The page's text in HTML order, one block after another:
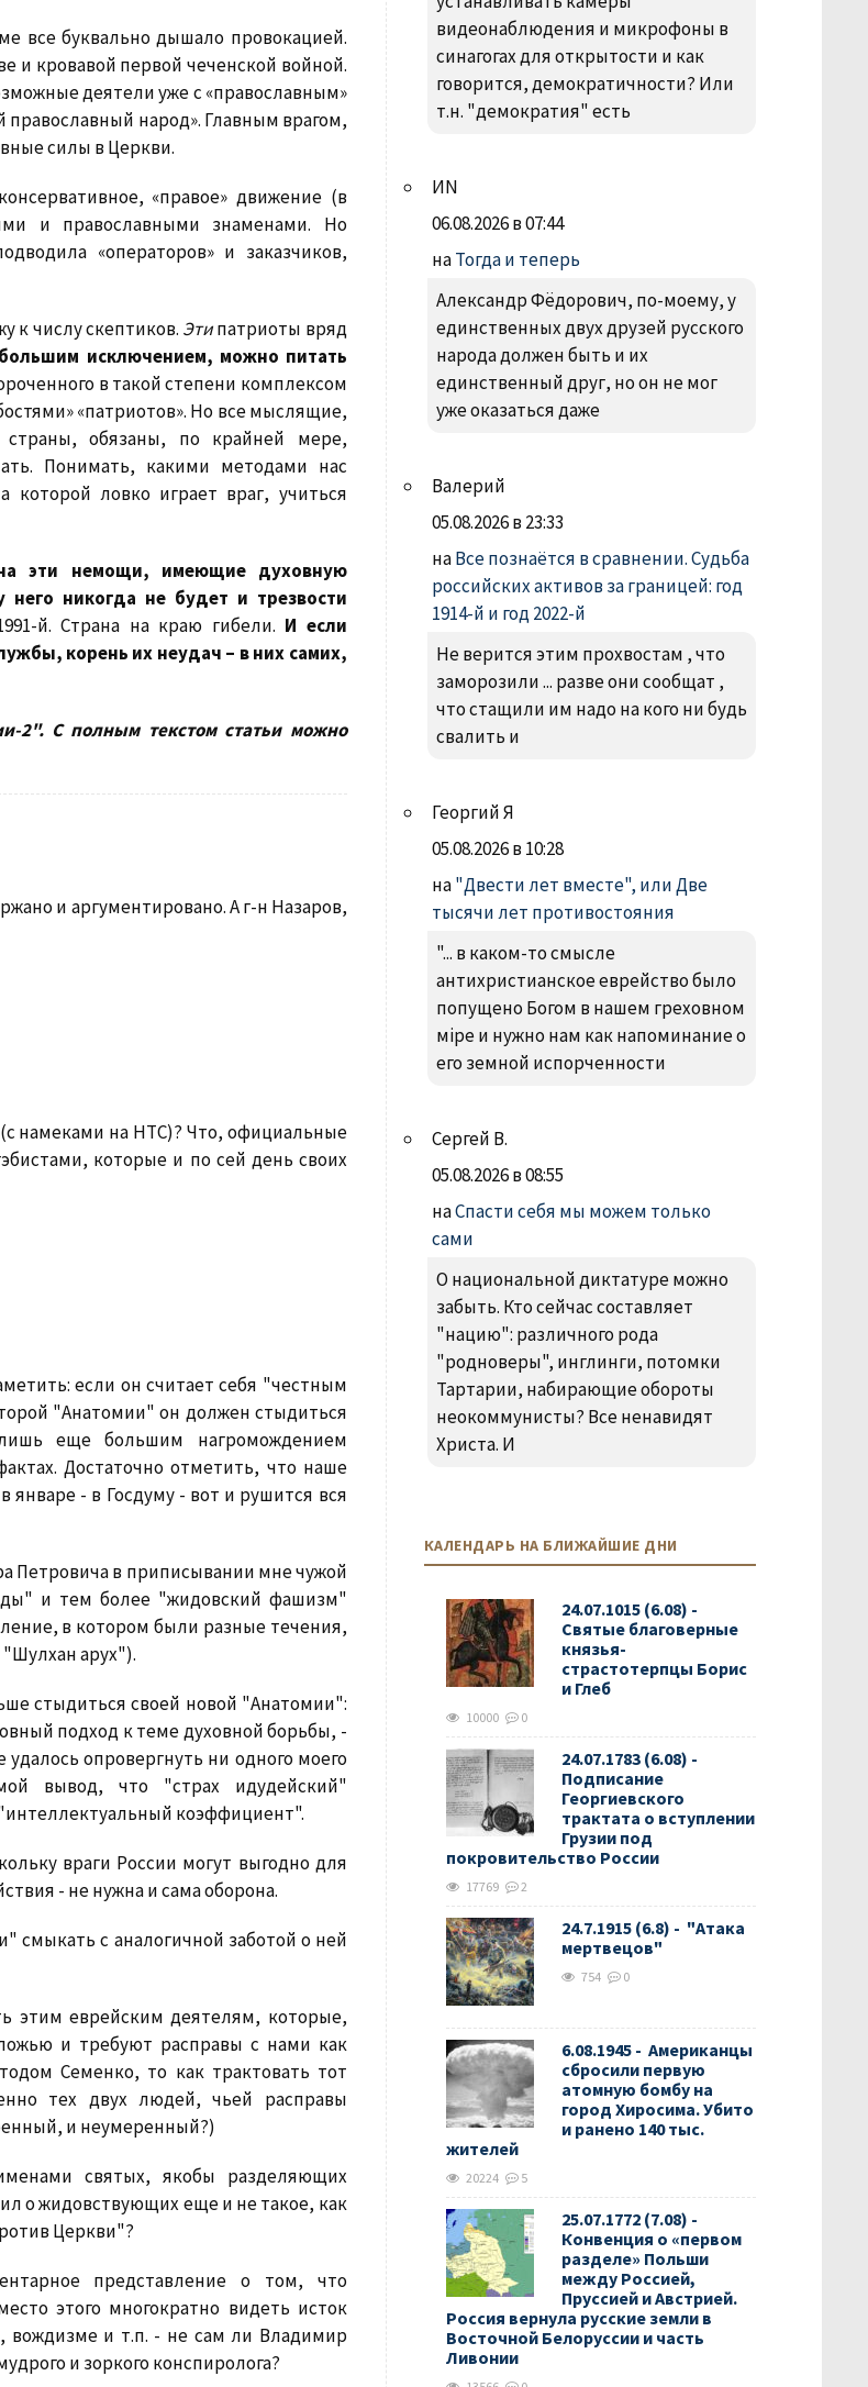
все буквально дышало провокацией.
и кровавой первой чеченской войной.
деятели уже с «православным»
народ». Главным врагом,
силы в Церкви.
«правое» движение (в
и православными знаменами. Но
«операторов» и заказчиков,
к числу скептиков. Этипатриоты вряд
исключением, можно питать
в такой степени комплексом
«патриотов». Но все мыслящие,
обязаны, по крайней мере,
Понимать, какими методами нас
ловко играет враг, учиться
на эти немощи, имеющие духовную
никогда не будет и трезвости
й. Страна на краю гибели. И если
корень их неудач – в них самих,
2". С полным текстом статьи можно
и аргументировано. А г-н Назаров,
намеками на НТС)? Что, официальные
которые и по сей день своих
если он считает себя "честным
"Анатомии" он должен стыдиться
еще большим нагромождением
Достаточно отметить, что наше
январе - в Госдуму - вот и рушится вся
Петровича в приписывании мне чужой
и тем более "жидовский фашизм"
в котором были разные течения,
арух").
стыдиться своей новой "Анатомии":
подход к теме духовной борьбы, -
опровергнуть ни одного моего
вывод, что "страх идудейский"
коэффициент".
враги России могут выгодно для
- не нужна и сама оборона.
смыкать с аналогичной заботой о ней
этим еврейским деятелям, которые,
и требуют расправы с нами как
Семенко, то как трактовать тот
тех двух людей, чьей расправы
и неумеренный?)
святых, якобы разделяющих
о жидовствующих еще и не такое, как
Церкви"?
представление о том, что
этого многократно видеть исток
вождизме и т.п. - не сам ли Владимир
и зоркого конспиролога?
видеонаблюдения и микрофоны в
синагогах для открытости и как
говорится, демократичности? Или
т.н. "демократия" есть
ИN
06.08.2026 в 07:44
наТогда и теперь
Александр Фëдорович, по-моему, у
единственных двух друзей русского
народа должен быть и их
единственный друг, но он не мог
уже оказаться даже
Валерий
05.08.2026 в 23:33
наВсе познаётся в сравнении. Судьба
российских активов за границей: год
1914-й и год 2022-й
Не верится этим прохвостам , что
заморозили ... разве они сообщат ,
что стащили им надо на кого ни будь
свалить и
Георгий Я
05.08.2026 в 10:28
на"Двести лет вместе", или Две
тысячи лет противостояния
"... в каком-то смысле
антихристианское еврейство было
попущено Богом в нашем греховном
міре и нужно нам как напоминание о
его земной испорченности
Сергей В.
05.08.2026 в 08:55
наСпасти себя мы можем только
сами
О национальной диктатуре можно
забыть. Кто сейчас составляет
"нацию": различного рода
"родноверы", инглинги, потомки
Тартарии, набирающие обороты
неокоммунисты? Все ненавидят
Христа. И
КАЛЕНДАРЬ НА БЛИЖАЙШИЕ ДНИ
24.07.1015 (6.08) -
Святые благоверные
князья-
страстотерпцы Борис
и Глеб
10000 0
24.07.1783 (6.08) -
Подписание
Георгиевского
трактата о вступлении
Грузии под
покровительство России
17769 2
24.7.1915 (6.8) - "Атака
мертвецов"
754 0
6.08.1945 - Американцы
сбросили первую
атомную бомбу на
город Хиросима. Убито
и ранено 140 тыс.
жителей
20224 5
25.07.1772 (7.08) -
Конвенция о «первом
разделе» Польши
между Россией,
Пруссией и Австрией.
Россия вернула русские земли в
Восточной Белоруссии и часть
Ливонии